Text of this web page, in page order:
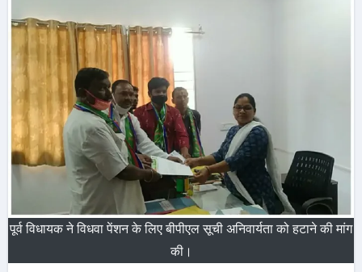
पूर्व विधायक ने विधवा पेंशन के लिए बीपीएल सूची अनिवार्यता को हटाने की मांग
की।